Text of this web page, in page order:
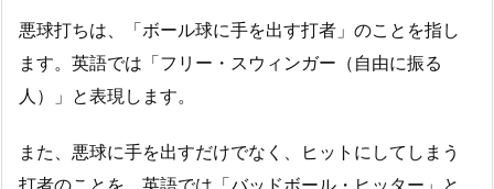
悪球打ちは、「ボール球に手を出す打者」のことを指し
ます。英語では「フリー・スウィンガー（自由に振る
人）」と表現します。
また、悪球に手を出すだけでなく、ヒットにしてしまう
打者のことを、英語では「バッドボール・ヒッター」と